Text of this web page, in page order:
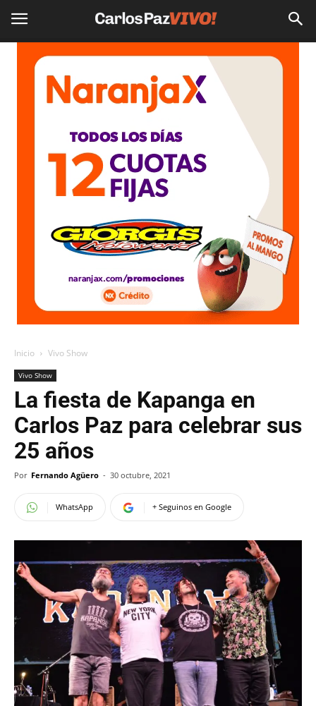
Inicio Vivo Show
Vivo Show
La fiesta de Kapanga en
Carlos Paz para celebrar sus
25 años
Por Fernando Agüero - 30 octubre, 2021
WhatsApp + Seguinos en Google